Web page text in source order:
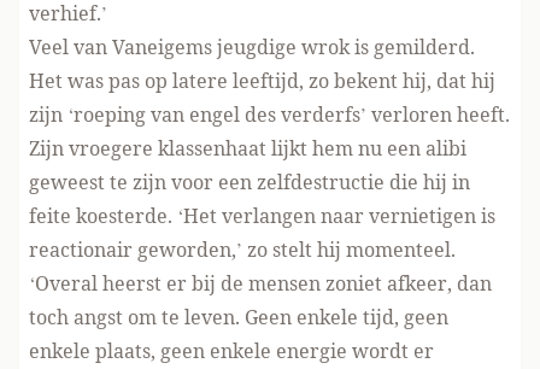
verhief.’
Veel van Vaneigems jeugdige wrok is gemilderd.
Het was pas op latere leeftijd, zo bekent hij, dat hij
zijn ‘roeping van engel des verderfs’ verloren heeft.
Zijn vroegere klassenhaat lijkt hem nu een alibi
geweest te zijn voor een zelfdestructie die hij in
feite koesterde. ‘Het verlangen naar vernietigen is
reactionair geworden,’ zo stelt hij momenteel.
‘Overal heerst er bij de mensen zoniet afkeer, dan
toch angst om te leven. Geen enkele tijd, geen
enkele plaats, geen enkele energie wordt er